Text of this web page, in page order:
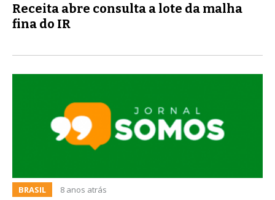
Receita abre consulta a lote da malha
fina do IR
BRASIL 8 anos atrás